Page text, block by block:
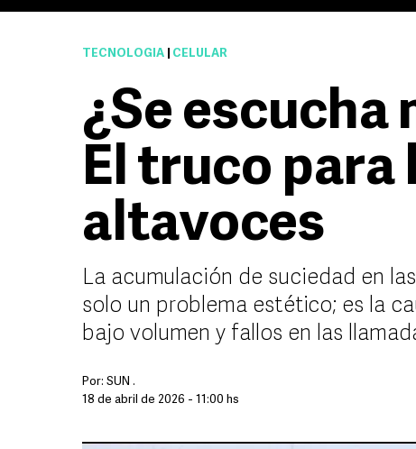
TECNOLOGÍA CELULAR
¿Se escucha
El truco para
altavoces
La acumulación de suciedad en
solo un problema estético; es la
bajo volumen y fallos en las
Por: SUN .
18 de abril de 2026 - 11:00 hs